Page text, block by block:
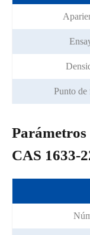
Punto de
CAS 1633-